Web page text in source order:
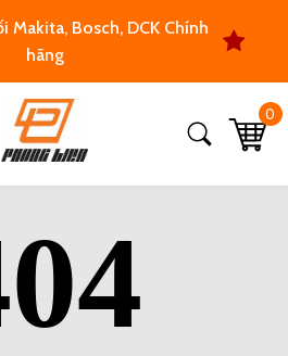
Makita, Bosch, DCK Chính
hãng
0